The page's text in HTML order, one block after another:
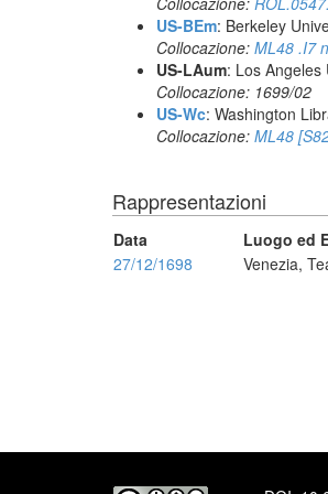
US-BEm: Berkeley
Collocazione: ML48 .I7
US-LAum: Los
Collocazione: 1699/02
US-Wc: Washington
Collocazione: ML48
Rappresentazioni
Data
Luogo ed
27/12/1698
Venezia,